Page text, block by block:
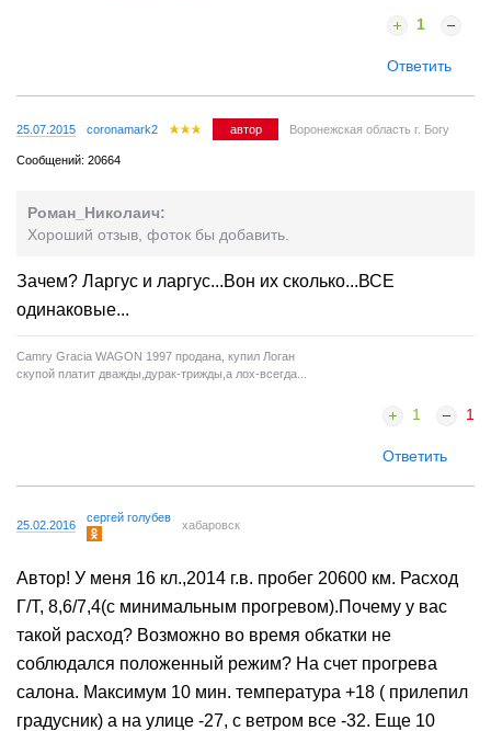
1
Ответить
25.07.2015 coronamark2 автор Воронежская область г. Богу
Сообщений: 20664
Роман_Николаич:
Хороший отзыв, фоток бы добавить.
Зачем? Ларгус и ларгус...Вон их сколько...ВСЕ
одинаковые...
Camry Gracia WAGON 1997 продана, купил Логан
скупой платит дважды,дурак-трижды,а лох-всегда...
1 1
Ответить
25.02.2016
сергей голубев
хабаровск
Автор! У меня 16 кл.,2014 г.в. пробег 20600 км. Расход
Г/Т, 8,6/7,4(с минимальным прогревом).Почему у вас
такой расход? Возможно во время обкатки не
соблюдался положенный режим? На счет прогрева
салона. Максимум 10 мин. температура +18 ( прилепил
градусник) а на улице -27, с ветром все -32. Еще 10